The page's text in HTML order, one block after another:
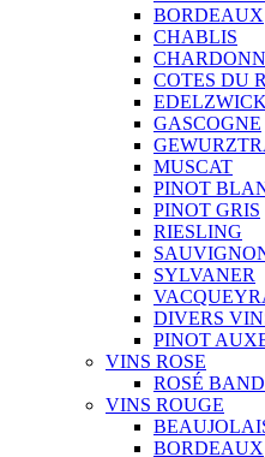
BORDEAUX
CHABLIS
COTES DU
GASCOGNE
MUSCAT
PINOT
PINOT GRIS
RIESLING
SYLVANER
DIVERS
PINOT
VINS ROSE
ROSÉ
VINS ROUGE
BORDEAUX